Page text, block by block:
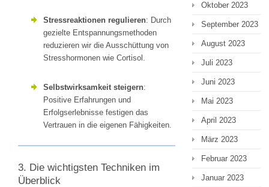
Stressreaktionen regulieren: Durch
gezielte Entspannungsmethoden
reduzieren wir die Ausschüttung von
Stresshormonen wie Cortisol.
Selbstwirksamkeit steigern:
Positive Erfahrungen und
Erfolgserlebnisse festigen das
Vertrauen in die eigenen Fähigkeiten.
3. Die wichtigsten Techniken im
Überblick
Oktober 2023
September 2023
August 2023
Juli 2023
Juni 2023
Mai 2023
April 2023
März 2023
Februar 2023
Januar 2023